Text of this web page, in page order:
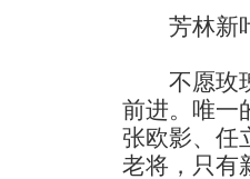
芳林新叶
不愿玫瑰
前进。唯一
张欧影、任
老将，只有